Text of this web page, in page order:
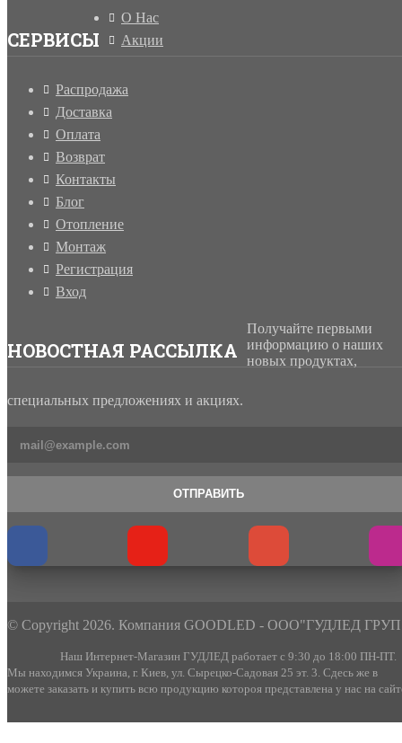
СЕРВИСЫ
О Нас
Акции
Распродажа
Доставка
Оплата
Возврат
Контакты
Блог
Отопление
Монтаж
Регистрация
Вход
НОВОСТНАЯ РАССЫЛКА
Получайте первыми
информацию о наших
новых продуктах,
специальных предложениях и акциях.
ОТПРАВИТЬ
© Copyright 2026. Компания GOODLED - ООО"ГУДЛЕД
Наш Интернет-Магазин ГУДЛЕД работает с 9:30 до 18:00 ПН-ПТ.
Мы находимся Украина, г. Киев, ул. Сырецко-Садовая 25 эт. 3. Сдесь же в
можете заказать и купить всю продукцию котороя представлена у нас на